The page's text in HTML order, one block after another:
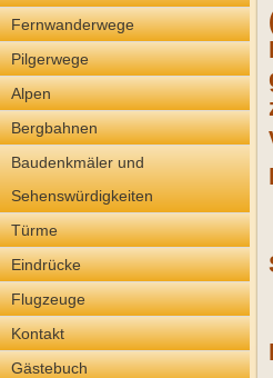
Fernwanderwege
Pilgerwege
Alpen
Bergbahnen
Baudenkmäler und
Sehenswürdigkeiten
Türme
Eindrücke
Flugzeuge
Kontakt
Gästebuch